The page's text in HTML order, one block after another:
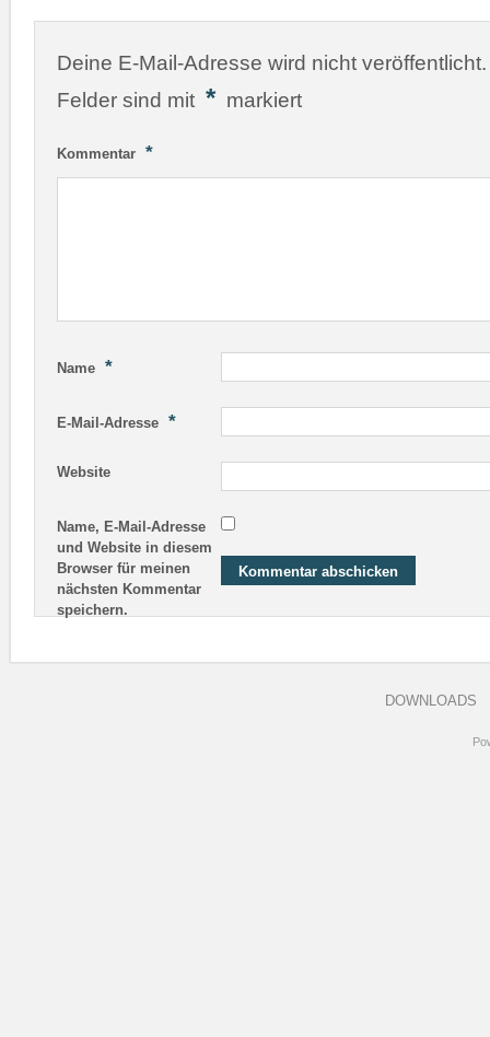
Deine E-Mail-Adresse wird nicht veröffentlicht.
Felder sind mit * markiert
Kommentar *
Name *
E-Mail-Adresse *
Website
Name, E-Mail-Adresse
und Website in diesem
Browser für meinen
nächsten Kommentar
speichern.
DOWNLOADS